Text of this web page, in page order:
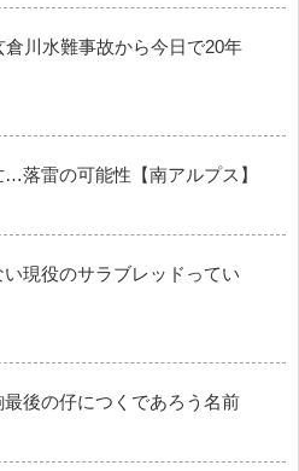
川水難事故から今日で20年
落雷の可能性【南アルプス】
現役のサラブレッドってい
後の仔につくであろう名前